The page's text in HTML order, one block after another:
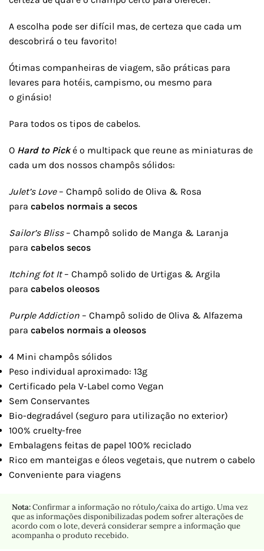
A escolha pode ser difícil mas, de certeza que cada um
descobrirá o teu favorito!
Ótimas companheiras de viagem, são práticas para
levares para hotéis, campismo, ou mesmo para
o ginásio!
Para todos os tipos de cabelos.
O Hard to Pické o multipack que reune as miniaturas de
cada um dos nossos champôs sólidos:
Julet’s Love– Champô solido de Oliva & Rosa
para cabelos normais a secos
Sailor’s Bliss– Champô solido de Manga & Laranja
para cabelos secos
Itching fot It– Champô solido de Urtigas & Argila
para cabelos oleosos
Purple Addiction – Champô solido de Oliva & Alfazema
para cabelos normais a oleosos
4 Mini champôs sólidos
Peso individual aproximado: 13g
Certificado pela V-Label como Vegan
Sem Conservantes
Bio-degradável (seguro para utilização no exterior)
100% cruelty-free
Embalagens feitas de papel 100% reciclado
Rico em manteigas e óleos vegetais, que nutrem o cabelo
Conveniente para viagens
Nota:Confirmar a informação no rótulo/caixa do artigo. Uma vez
que as informações disponibilizadas podem sofrer alterações de
acordo com o lote, deverá considerar sempre a informação que
acompanha o produto recebido.